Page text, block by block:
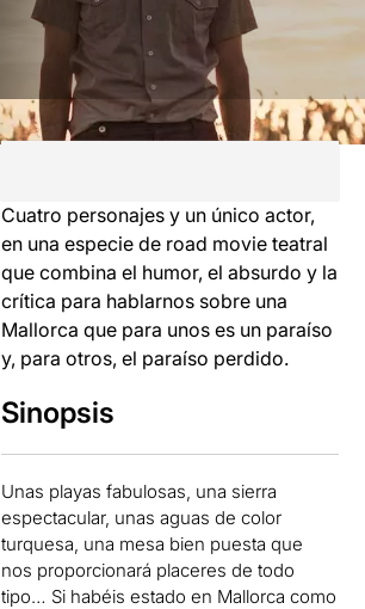
Cuatro personajes y un único actor,
en una especie de road movie teatral
que combina el humor, el absurdo y la
crítica para hablarnos sobre una
Mallorca que para unos es un paraíso
y, para otros, el paraíso perdido.
Sinopsis
Unas playas fabulosas, una sierra
espectacular, unas aguas de color
turquesa, una mesa bien puesta que
nos proporcionará placeres de todo
tipo… Si habéis estado en Mallorca como